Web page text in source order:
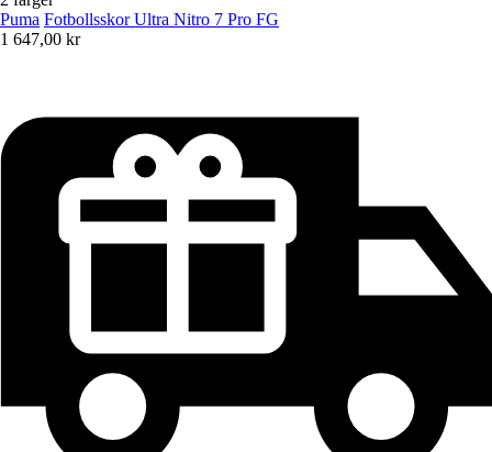
Puma Fotbollsskor Ultra Nitro 7 Pro FG
1 647,00 kr